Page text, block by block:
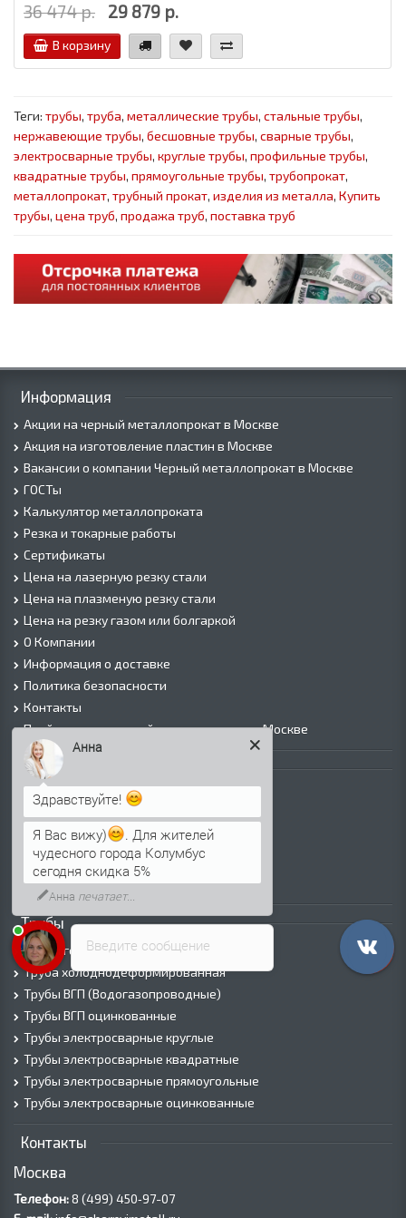
36 474 р. 29 879 р.
В корзину
Теги: трубы, труба, металлические трубы, стальные трубы,
нержавеющие трубы, бесшовные трубы, сварные трубы,
электросварные трубы, круглые трубы, профильные трубы,
квадратные трубы, прямоугольные трубы, трубопрокат,
металлопрокат, трубный прокат, изделия из металла, Купить
трубы, цена труб, продажа труб, поставка труб
Информация
Акции на черный металлопрокат в Москве
Акция на изготовление пластин в Москве
Вакансии о компании Черный металлопрокат в Москве
ГОСТы
Калькулятор металлопроката
Резка и токарные работы
Сертификаты
Цена на лазерную резку стали
Цена на плазменую резку стали
Цена на резку газом или болгаркой
О Компании
Информация о доставке
Политика безопасности
Контакты
Прайс лист на черный металлопрокат в Москве
Листовой прокат
Лист г/к
Лист х/к
Просечно-вытяжной лист (ПВЛ)
Лист рифленый
Лист оцинкованный
Трубы
Трубы горячедеформированные
Труба холоднодеформированная
Трубы ВГП (Водогазопроводные)
Трубы ВГП оцинкованные
Трубы электросварные круглые
Трубы электросварные квадратные
Трубы электросварные прямоугольные
Трубы электросварные оцинкованные
Контакты
Москва
Телефон:8 (499) 450‑97-07
Введите сообщение
Анна
Здравствуйте!
Я Вас вижу)
. Для жителей
чудесного города Колумбус
сегодня скидка 5%
Анна печатает...